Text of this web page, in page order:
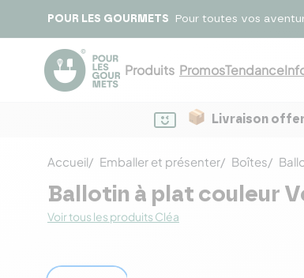
POUR LES GOURMETS Pour toutes vos
Produits PromosTendance
Livraison
Accueil Emballer et présenter Boîtes
Ballotin à plat couleur
Voir tous les produits Cléa